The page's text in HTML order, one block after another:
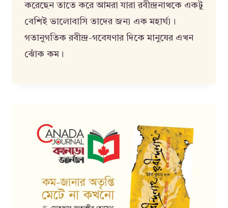
করেছেন তাতে করে আমরা যারা রবীন্দ্রনাথকে একটু
বেশিই ভালোবাসি তাদের জন্য এক মহার্ঘ্য।
গতানুগতিক রবীন্দ্র-গবেষণার দিকে মানুষের এখন
ঝোঁক কম।